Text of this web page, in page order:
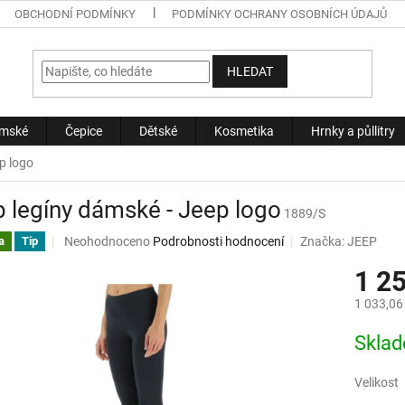
OBCHODNÍ PODMÍNKY PODMÍNKY OCHRANY OSOBNÍCH ÚDAJŮ
HLEDAT
Čepice Dětské Kosmetika Hrnky a půllitry
logo
legíny dámské - Jeep logo 1889/S
Tip
Průměrné
hvězdiček.
Neohodnoceno Podrobnosti hodnocení Značka:JEEP
1
1 033,06
cena:
Velikost